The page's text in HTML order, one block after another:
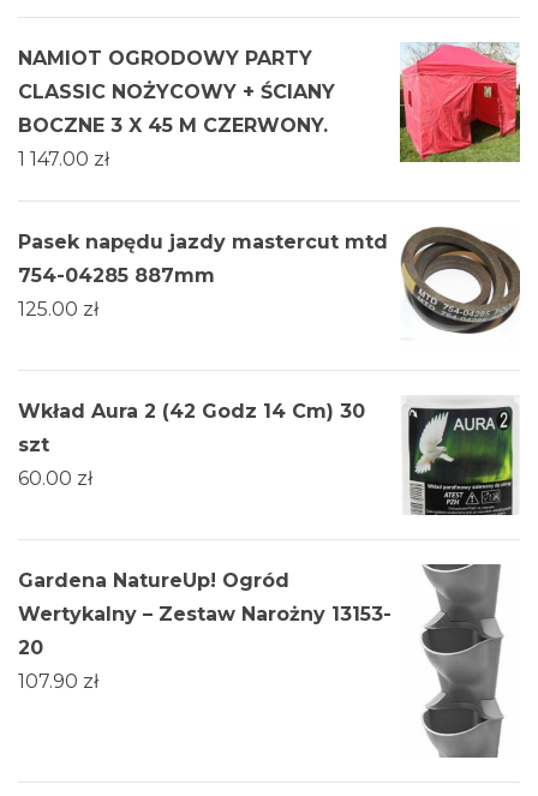
NAMIOT OGRODOWY PARTY
CLASSIC NOŻYCOWY + ŚCIANY
BOCZNE 3 X 45 M CZERWONY.
1 147.00 zł
Pasek napędu jazdy mastercut mtd
754-04285 887mm
125.00 zł
Wkład Aura 2 (42 Godz 14 Cm) 30
szt
60.00 zł
Gardena NatureUp! Ogród
Wertykalny – Zestaw Narożny 13153-
20
107.90 zł